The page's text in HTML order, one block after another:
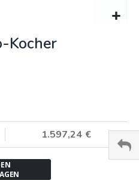
Kocher
1.597,24 €